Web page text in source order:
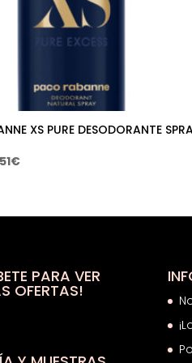
XS PURE DESODORANTE
€El
es:
PARA VER
OFERTAS!